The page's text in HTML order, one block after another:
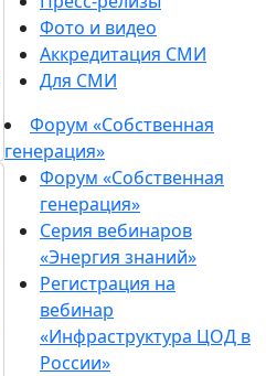
Фото и видео
Аккредитация СМИ
Для СМИ
Форум «Собственная
генерация»
Форум «Собственная
генерация»
Серия вебинаров
«Энергия знаний»
Регистрация на
вебинар
«Инфраструктура ЦОД в
России»